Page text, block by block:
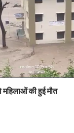
महिलाओं की हुई मौत